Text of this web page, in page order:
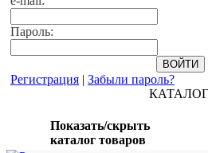
Пароль:
Регистрация | Забыли пароль?
КАТАЛОГ
Показать/скрыть
каталог товаров